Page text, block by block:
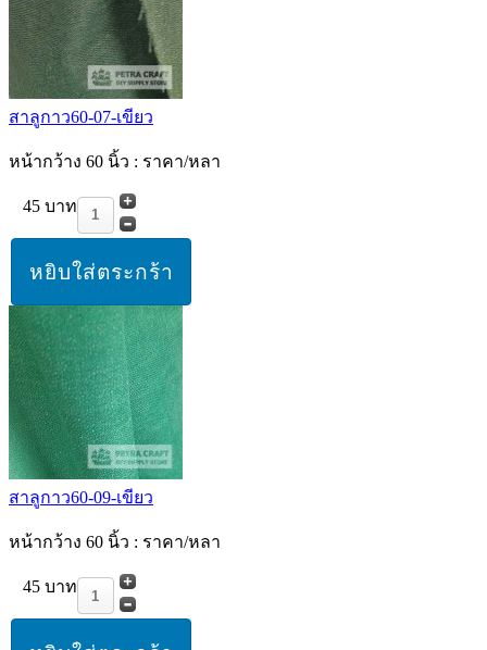
สาลูกาว60-07-เขียว
หน้ากว้าง 60 นิ้ว : ราคา/หลา
45 บาท
สาลูกาว60-09-เขียว
หน้ากว้าง 60 นิ้ว : ราคา/หลา
45 บาท